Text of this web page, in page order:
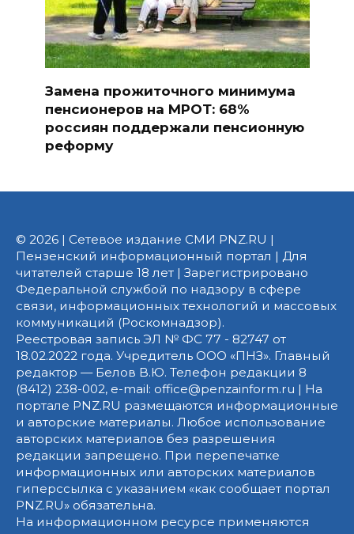
Замена прожиточного минимума
пенсионеров на МРОТ: 68%
россиян поддержали пенсионную
реформу
© 2026 | Сетевое издание СМИ PNZ.RU |
Пензенский информационный портал | Для
читателей старше 18 лет | Зарегистрировано
Федеральной службой по надзору в сфере
связи, информационных технологий и массовых
коммуникаций (Роскомнадзор).
Реестровая запись ЭЛ № ФС 77 - 82747 от
18.02.2022 года. Учредитель ООО «ПНЗ». Главный
редактор — Белов В.Ю. Телефон редакции 8
(8412) 238-002, e-mail: office@penzainform.ru | На
портале PNZ.RU размещаются информационные
и авторские материалы. Любое использование
авторских материалов без разрешения
редакции запрещено. При перепечатке
информационных или авторских материалов
гиперссылка с указанием «как сообщает портал
PNZ.RU» обязательна.
На информационном ресурсе применяются